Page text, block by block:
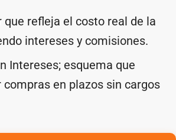
que refleja el costo real de la
intereses y comisiones.
Intereses; esquema que
en plazos sin cargos